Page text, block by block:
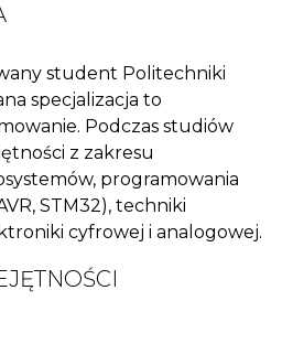
student Politechniki
specjalizacja to
Podczas studiów
z zakresu
programowania
STM32), techniki
cyfrowej i analogowej.